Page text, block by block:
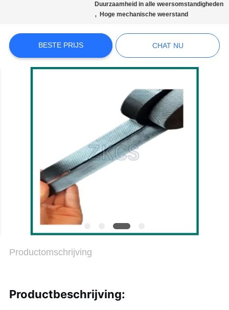
GEVALLEN
PRIVACYBELEID
Duurzaamheid in alle weersomstandigheden
,Hoge mechanische weerstand
BESTE PRIJS CHAT NU
Productomschrijving
Productbeschrijving: